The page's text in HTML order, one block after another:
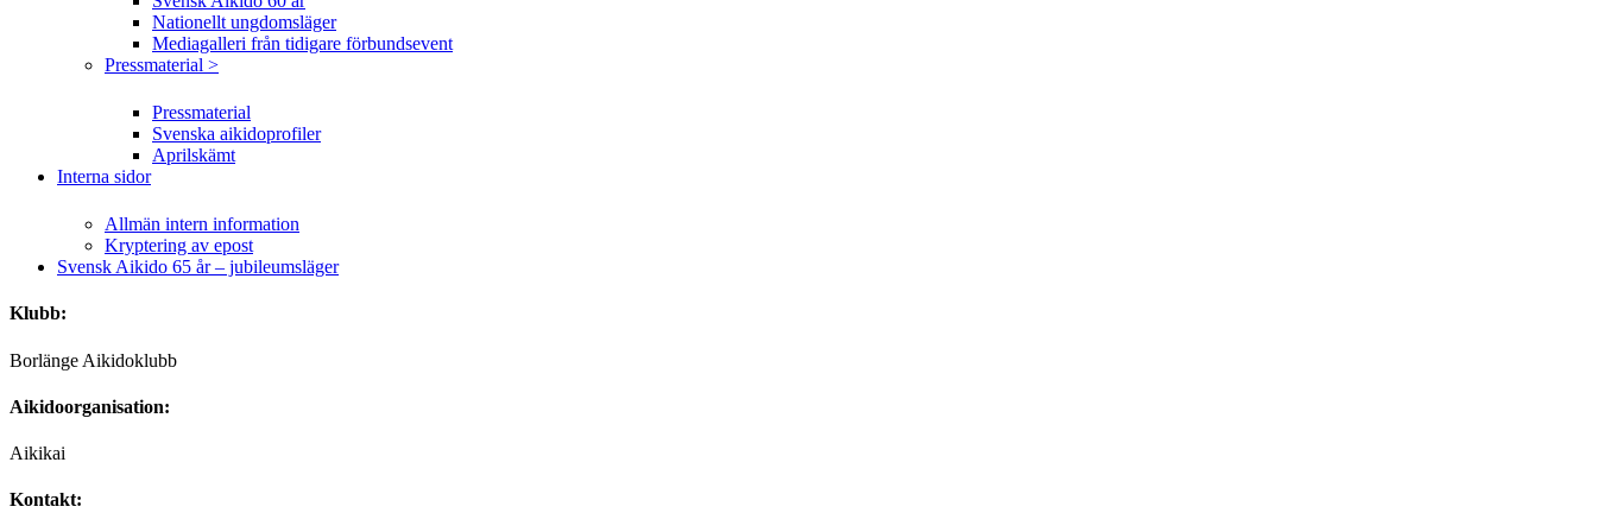
Nationellt ungdomsläger
Mediagalleri från tidigare förbundsevent
Pressmaterial >
Pressmaterial
Svenska aikidoprofiler
Aprilskämt
Interna sidor
Allmän intern information
Kryptering av epost
Svensk Aikido 65 år – jubileumsläger
Klubb:
Borlänge Aikidoklubb
Aikidoorganisation:
Aikikai
Kontakt: